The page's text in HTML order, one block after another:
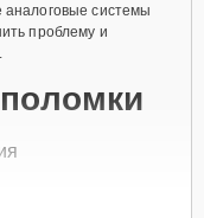
аналоговые системы
проблему и